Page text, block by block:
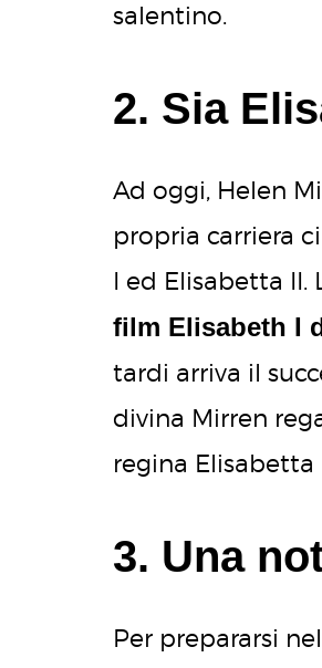
salentino.
2. Sia
Ad oggi, Helen
propria carriera
I ed Elisabetta
film Elisabeth I
tardi arriva il
divina Mirren
regina Elisabetta
3. Una
Per prepararsi